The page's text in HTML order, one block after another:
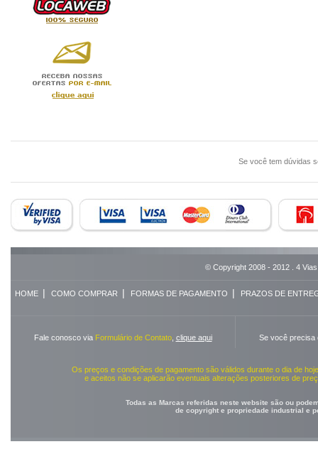
Se você tem dúvidas
© Copyright 2008 - 2012 . 4
HOME| COMO COMPRAR | FORMAS DE PAGAMENTO | PRAZOS DE
Fale conosco via Formulário de Contato, clique aqui Se você precisa
Os preços e condições de pagamento são válidos durante o dia de
e aceitos não se aplicarão eventuais alterações posteriores de
Todas as Marcas referidas neste website são ou
de copyright e propriedade industrial e